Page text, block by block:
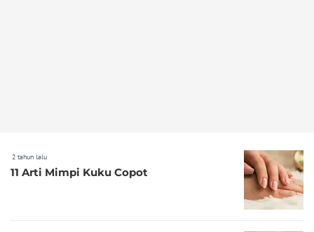
2 tahun lalu
11 Arti Mimpi Kuku Copot